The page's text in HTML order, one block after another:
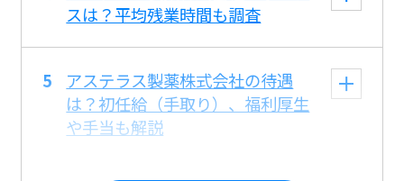
スは？平均残業時間も調査
アステラス製薬株式会社の待遇
は？初任給（手取り）、福利厚生
や手当も解説